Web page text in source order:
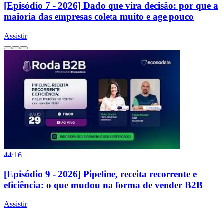
[Episódio 7 - 2026] Dado que vira decisão: por que a
maioria das empresas coleta muito e age pouco
Assistir
44:16
[Episódio 9 - 2026] Pipeline, receita recorrente e
eficiência: o que mudou na forma de vender B2B
Assistir